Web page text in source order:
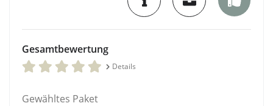
Gesamtbewertung
Details
Gewähltes Paket